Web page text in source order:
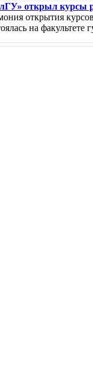
открыл курсы
открытия
на